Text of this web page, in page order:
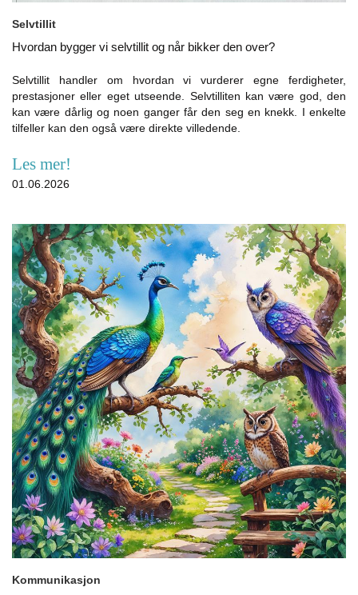
Selvtillit
Hvordan bygger vi selvtillit og når bikker den over?
Selvtillit handler om hvordan vi vurderer egne ferdigheter,
prestasjoner eller eget utseende. Selvtilliten kan være god, den
kan være dårlig og noen ganger får den seg en knekk. I enkelte
tilfeller kan den også være direkte villedende.
Les mer!
01.06.2026
Kommunikasjon